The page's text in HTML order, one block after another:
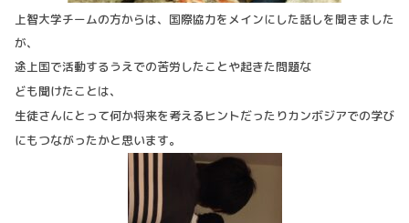
上智大学チームの方からは、国際協力をメインにした話しを聞きました
が、
途上国で活動するうえでの苦労したことや起きた問題な
ども聞けたことは、
生徒さんにとって何か将来を考えるヒントだったりカンボジアでの学び
にもつながったかと思います。